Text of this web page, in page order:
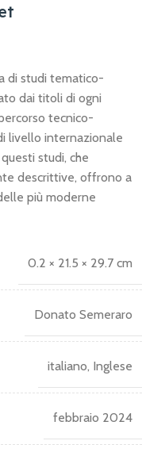
di studi tematico-
dai titoli di ogni
tecnico-
livello internazionale
studi, che
descrittive, offrono a
più moderne
0.2 × 21.5 × 29.7 cm
Donato Semeraro
italiano, Inglese
febbraio 2024